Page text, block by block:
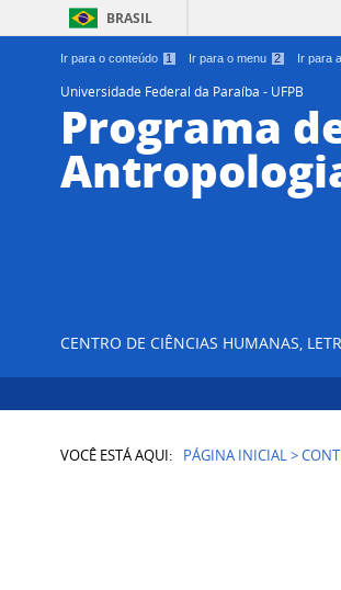
Ir para o conteúdo 1 Ir para o menu 2 Ir para
BRASIL
Universidade Federal da Paraíba - UFPB
Programa
CENTRO DE CIÊNCIAS HUMANAS,
VOCÊ ESTÁ AQUI: PÁGINA INICIAL>